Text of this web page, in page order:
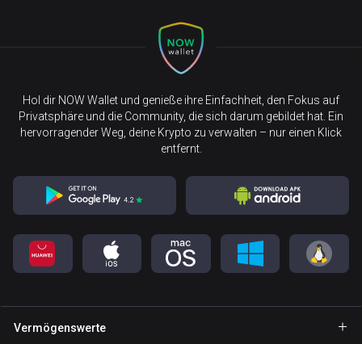
Hol dir NOW Wallet und genieße ihre Einfachheit, den Fokus auf
Privatsphäre und die Community, die sich darum gebildet hat. Ein
hervorragender Weg, deine Krypto zu verwalten – nur einen Klick
entfernt.
Vermögenswerte